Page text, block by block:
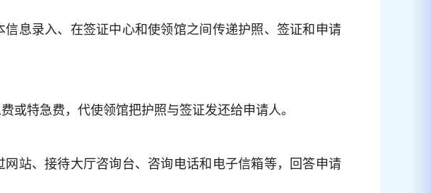
息录入、在签证中心和使领馆之间传递护照、签证和申请
或特急费，代使领馆把护照与签证发还给申请人。
站、接待大厅咨询台、咨询电话和电子信箱等，回答申请